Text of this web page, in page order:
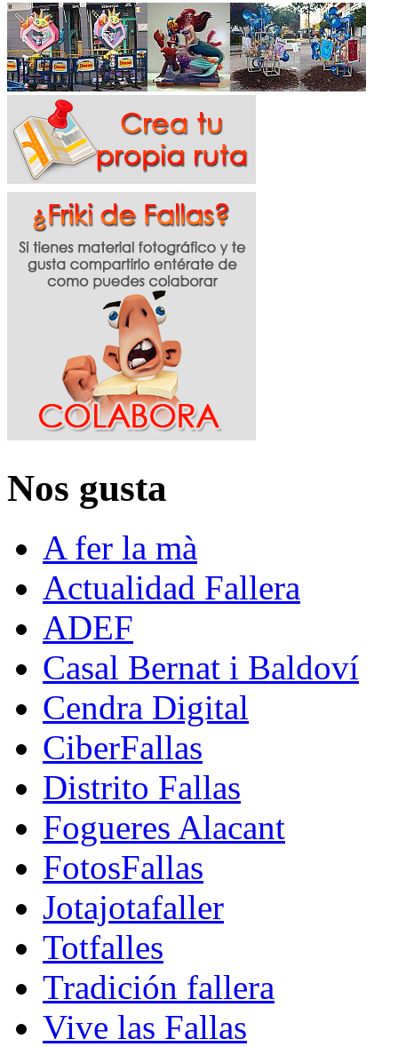
Nos gusta
A fer la mà
Actualidad Fallera
ADEF
Casal Bernat i Baldoví
Cendra Digital
CiberFallas
Distrito Fallas
Fogueres Alacant
FotosFallas
Jotajotafaller
Totfalles
Tradición fallera
Vive las Fallas